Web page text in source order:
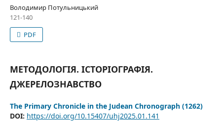
Володимир Потульницький
121-140
PDF
МЕТОДОЛОГІЯ. ІСТОРІОГРАФІЯ.
ДЖЕРЕЛОЗНАВСТВО
The Primary Chronicle in the Judean Chronograph (1262)
DOI: https://doi.org/10.15407/uhj2025.01.141